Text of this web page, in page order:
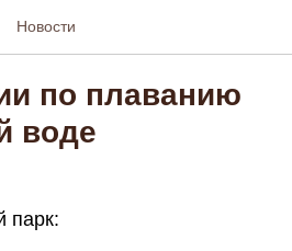
Новости
по плаванию
воде
парк: